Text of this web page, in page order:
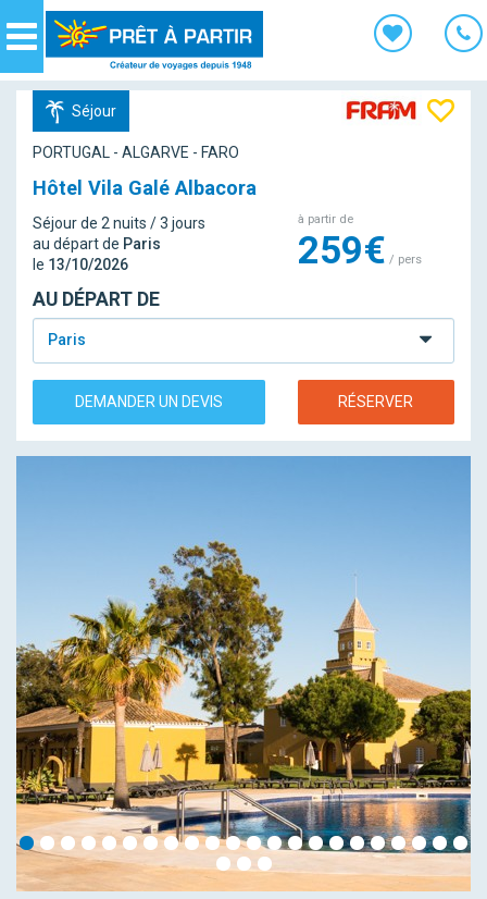
Navigation
Séjour
PORTUGAL - ALGARVE - FARO
Hôtel Vila Galé Albacora
Séjour de 2 nuits / 3 jours
au départ de Paris
le 13/10/2026
à partir de
259€ / pers
AU DÉPART DE
Paris
DEMANDER UN DEVIS RÉSERVER
Panneau de gestion des cookies